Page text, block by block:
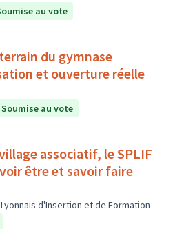
au vote
du gymnase
et ouverture réelle
Soumise au vote
associatif, le SPLIF
être et savoir faire
d'Insertion et de Formation